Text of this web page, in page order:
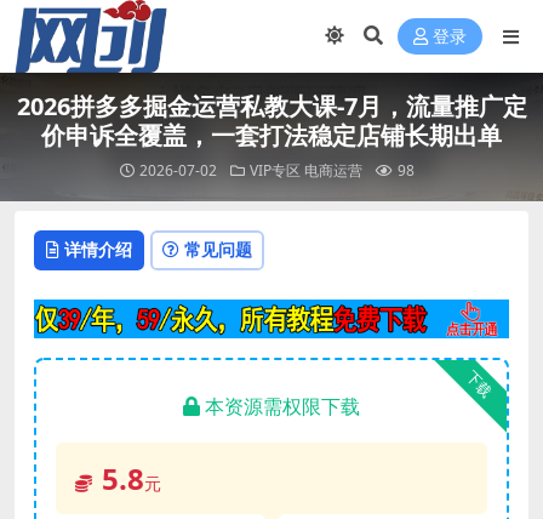
登录
2026拼多多掘金运营私教大课-7月，流量推广定
价申诉全覆盖，一套打法稳定店铺长期出单
2026-07-02 VIP专区 电商运营 98
详情介绍 常见问题
下载
本资源需权限下载
5.8元